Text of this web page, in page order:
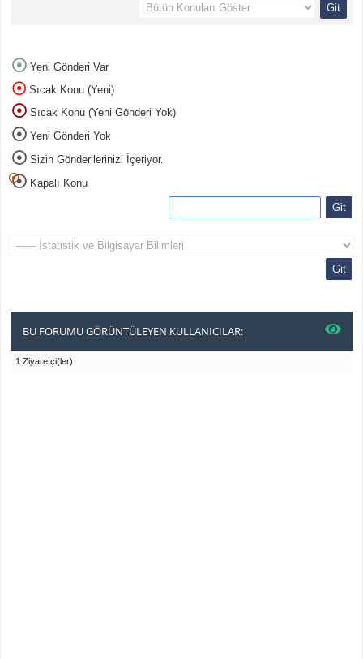
Yeni Gönderi Var
Sıcak Konu (Yeni)
Sıcak Konu (Yeni Gönderi Yok)
Yeni Gönderi Yok
Sizin Gönderilerinizi İçeriyor.
Kapalı Konu
BU FORUMU GÖRÜNTÜLEYEN KULLANICILAR:
1 Ziyaretçi(ler)